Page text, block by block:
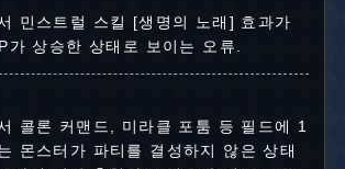
민스트럴 스킬 [생명의 노래] 효과가
가 상승한 상태로 보이는 오류.
콜론 커맨드, 미라클 포툼 등 필드에 1
몬스터가 파티를 결성하지 않은 상태